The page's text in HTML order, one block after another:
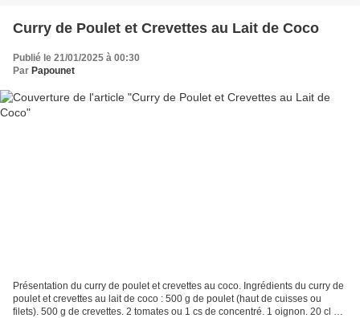
Curry de Poulet et Crevettes au Lait de Coco
Publié le 21/01/2025 à 00:30
Par Papounet
Présentation du curry de poulet et crevettes au coco. Ingrédients du curry de
poulet et crevettes au lait de coco : 500 g de poulet (haut de cuisses ou
filets). 500 g de crevettes. 2 tomates ou 1 cs de concentré. 1 oignon. 20 cl de